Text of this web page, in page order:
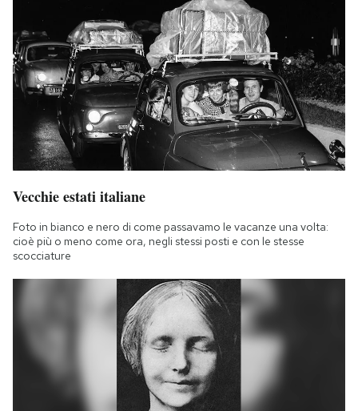
Vecchie estati italiane
Foto in bianco e nero di come passavamo le vacanze una volta:
cioè più o meno come ora, negli stessi posti e con le stesse
scocciature